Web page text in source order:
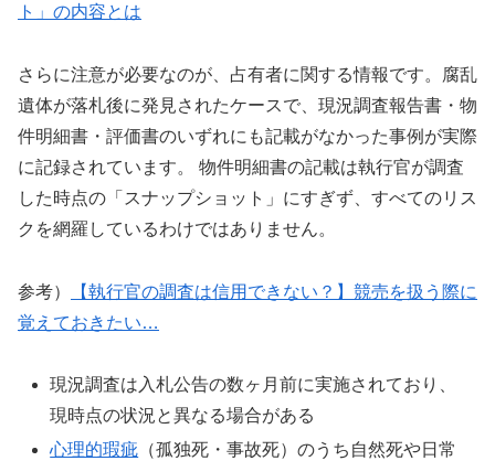
ト」の内容とは
さらに注意が必要なのが、占有者に関する情報です。腐乱
遺体が落札後に発見されたケースで、現況調査報告書・物
件明細書・評価書のいずれにも記載がなかった事例が実際
に記録されています。 物件明細書の記載は執行官が調査
した時点の「スナップショット」にすぎず、すべてのリス
クを網羅しているわけではありません。
参考）
【執行官の調査は信用できない？】競売を扱う際に
覚えておきたい…
現況調査は入札公告の数ヶ月前に実施されており、
現時点の状況と異なる場合がある
心理的瑕疵 （孤独死・事故死）のうち自然死や日常